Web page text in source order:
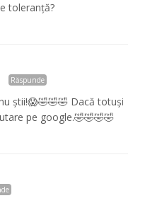
toleranță?
Răspunde
știi!😱🤣🤣🤣 Dacă totuși
pe google.🤣🤣🤣🤣